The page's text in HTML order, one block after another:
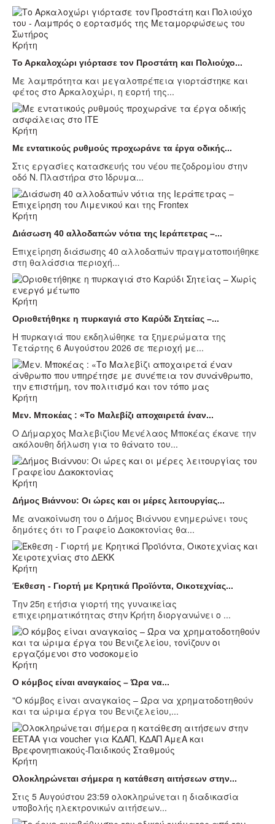
Κρήτη
Το Αρκαλοχώρι γιόρτασε τον Προστάτη και Πολιούχο...
Με λαμπρότητα και μεγαλοπρέπεια γιορτάστηκε και
φέτος στο Αρκαλοχώρι, η εορτή της...
Κρήτη
Με εντατικούς ρυθμούς προχωράνε τα έργα οδικής...
Στις εργασίες κατασκευής του νέου πεζοδρομίου στην
οδό Ν. Πλαστήρα στο Ίδρυμα...
Κρήτη
Διάσωση 40 αλλοδαπών νότια της Ιεράπετρας –...
Επιχείρηση διάσωσης 40 αλλοδαπών πραγματοποιήθηκε
στη θαλάσσια περιοχή...
Κρήτη
Οριοθετήθηκε η πυρκαγιά στο Καρύδι Σητείας –...
Η πυρκαγιά που εκδηλώθηκε τα ξημερώματα της
Τετάρτης 6 Αυγούστου 2026 σε περιοχή με...
Κρήτη
Μεν. Μποκέας : «Το Μαλεβίζι αποχαιρετά έναν...
Ο Δήμαρχος Μαλεβιζίου Μενέλαος Μποκέας έκανε την
ακόλουθη δήλωση για το θάνατο του...
Κρήτη
Δήμος Βιάννου: Οι ώρες και οι μέρες λειτουργίας...
Με ανακοίνωση του ο Δήμος Βιάννου ενημερώνει τους
δημότες ότι το Γραφείο Δακοκτονίας θα...
Κρήτη
Έκθεση - Γιορτή με Κρητικά Προϊόντα, Οικοτεχνίας...
Την 25η ετήσια γιορτή της γυναικείας
επιχειρηματικότητας στην Κρήτη διοργανώνει ο ...
Κρήτη
Ο κόμβος είναι αναγκαίος – Ώρα να...
"Ο κόμβος είναι αναγκαίος – Ώρα να χρηματοδοτηθούν
και τα ώριμα έργα του Βενιζελείου,...
Κρήτη
Ολοκληρώνεται σήμερα η κατάθεση αιτήσεων στην...
Στις 5 Αυγούστου 23:59 ολοκληρώνεται η διαδικασία
υποβολής ηλεκτρονικών αιτήσεων...